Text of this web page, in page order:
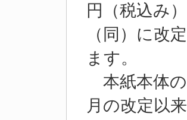
円（税込み
（同）に改
ます。
本紙本体
月の改定以